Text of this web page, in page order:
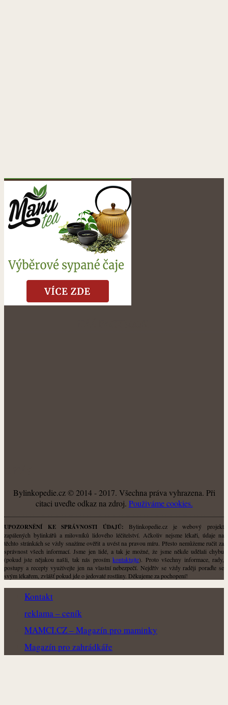
Bylinkopedie.cz © 2014 - 2017. Všechna práva vyhrazena. Při
citaci uveďte odkaz na zdroj. Použiváme cookies.
UPOZORNĚNÍ KE SPRÁVNOSTI ÚDAJŮ: Bylinkopedie.cz je webový projekt
zapálených bylinkářů a milovníků lidového léčitelství. Ačkoliv nejsme lékaři, údaje na
těchto stránkách se vždy snažíme ověřit a uvést na pravou míru. Přesto nemůžeme ručit za
správnost všech informací. Jsme jen lidé, a tak je možné, že jsme někde udělali chybu
(pokud jste nějakou našli, tak nás prosímkontaktujte). Proto všechny informace, rady,
postupy a recepty využívejte jen na vlastní nebezpečí. Nejdřív se vždy raději poraďte se
svým lékařem, zvlášť pokud jde o jedovaté rostliny. Děkujeme za pochopení!
Kontakt
reklama – ceník
MAMCI.CZ – Magazín pro maminky
Magazín pro zahrádkáře